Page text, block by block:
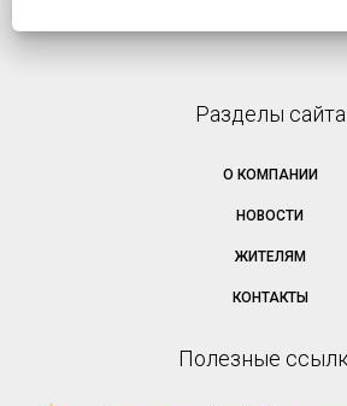
Разделы сайта
О КОМПАНИИ
НОВОСТИ
ЖИТЕЛЯМ
КОНТАКТЫ
Полезные